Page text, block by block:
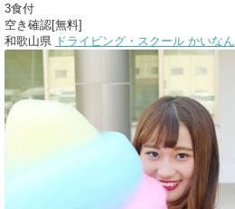
3食付
空き確認[無料]
和歌山県 ドライビング・スクール かいなん